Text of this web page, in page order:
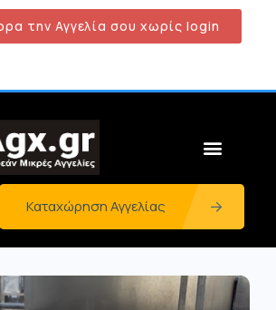
την Αγγελία σου χωρίς login
Καταχώρηση Αγγελίας